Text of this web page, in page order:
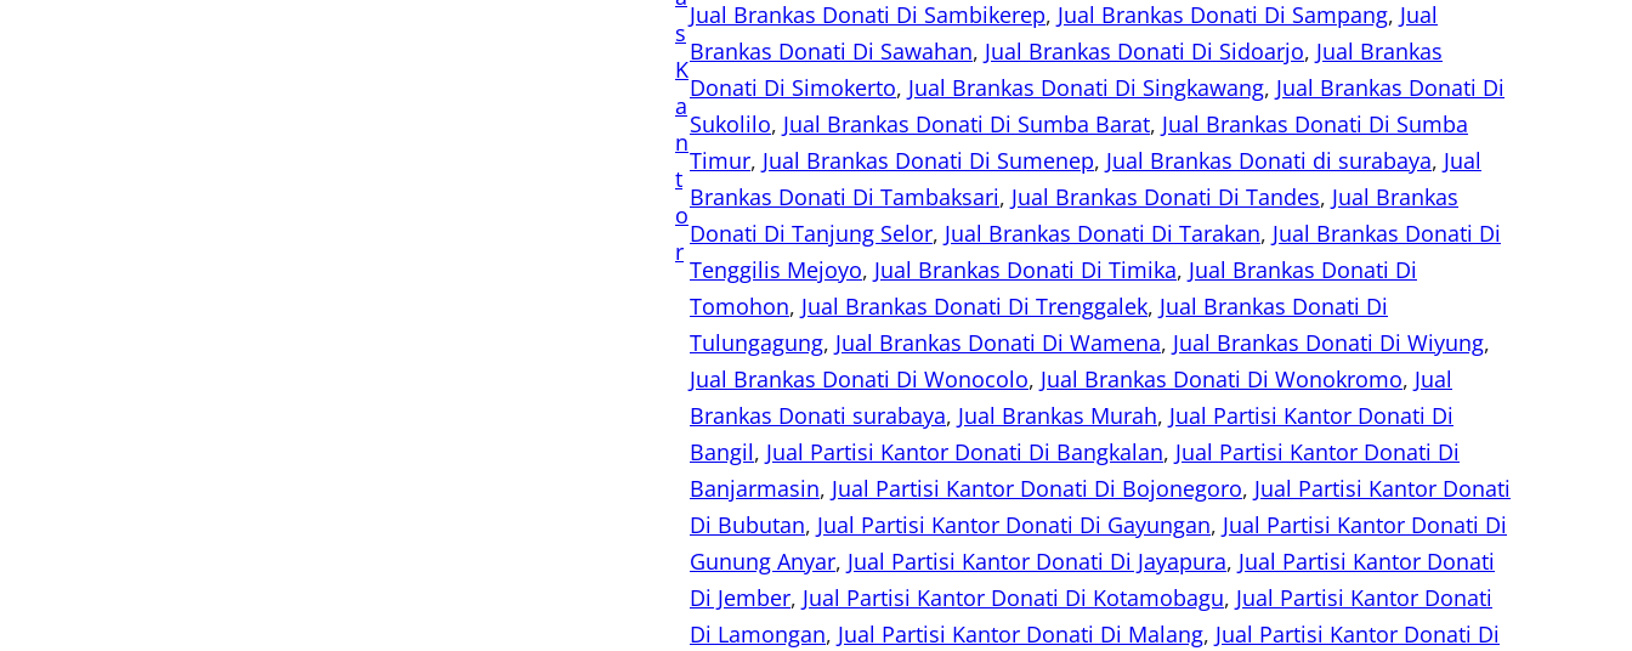
s
K
a
n
t
o
r
Jual Brankas Donati Di Sambikerep, Jual Brankas Donati Di Sampang, Jual
Brankas Donati Di Sawahan, Jual Brankas Donati Di Sidoarjo, Jual Brankas
Donati Di Simokerto, Jual Brankas Donati Di Singkawang, Jual Brankas Donati Di
Sukolilo, Jual Brankas Donati Di Sumba Barat, Jual Brankas Donati Di Sumba
Timur, Jual Brankas Donati Di Sumenep, Jual Brankas Donati di surabaya, Jual
Brankas Donati Di Tambaksari, Jual Brankas Donati Di Tandes, Jual Brankas
Donati Di Tanjung Selor, Jual Brankas Donati Di Tarakan, Jual Brankas Donati Di
Tenggilis Mejoyo, Jual Brankas Donati Di Timika, Jual Brankas Donati Di
Tomohon, Jual Brankas Donati Di Trenggalek, Jual Brankas Donati Di
Tulungagung, Jual Brankas Donati Di Wamena, Jual Brankas Donati Di Wiyung
Jual Brankas Donati Di Wonocolo, Jual Brankas Donati Di Wonokromo, Jual
Brankas Donati surabaya, Jual Brankas Murah, Jual Partisi Kantor Donati Di
Bangil, Jual Partisi Kantor Donati Di Bangkalan, Jual Partisi Kantor Donati Di
Banjarmasin, Jual Partisi Kantor Donati Di Bojonegoro, Jual Partisi Kantor Donati
Di Bubutan, Jual Partisi Kantor Donati Di Gayungan, Jual Partisi Kantor Donati Di
Gunung Anyar, Jual Partisi Kantor Donati Di Jayapura, Jual Partisi Kantor Donati
Di Jember, Jual Partisi Kantor Donati Di Kotamobagu, Jual Partisi Kantor Donati
Di Lamongan, Jual Partisi Kantor Donati Di Malang, Jual Partisi Kantor Donati Di